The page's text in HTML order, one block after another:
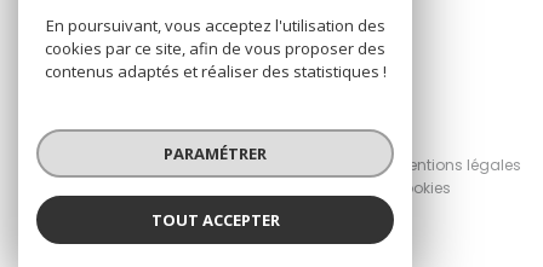
© 2026 | Tous droits réservés
Nos honoraires
Nos partenaires
Mentions légales
Cookies
Réalisé par :
En poursuivant, vous acceptez l'utilisation des
cookies par ce site, afin de vous proposer des
contenus adaptés et réaliser des statistiques !
PARAMÉTRER
TOUT ACCEPTER